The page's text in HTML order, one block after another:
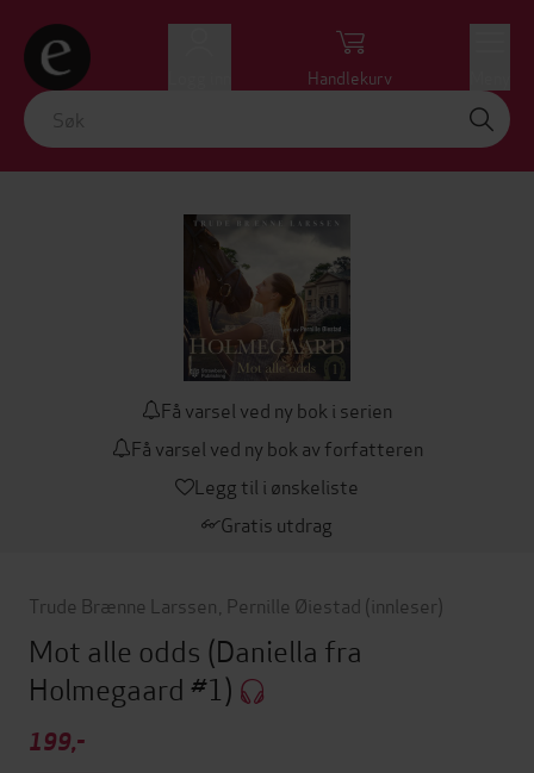
Handlekurv
Få varsel ved ny bok i serien
Få varsel ved ny bok av forfatteren
Legg til i ønskeliste
Gratis utdrag
Trude Brænne Larssen Pernille Øiestad (innleser)
Mot alle odds (Daniella fra
Holmegaard #1)
199,-